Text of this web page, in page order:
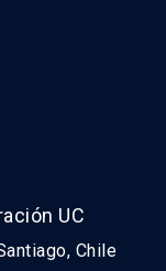
UC
Chile